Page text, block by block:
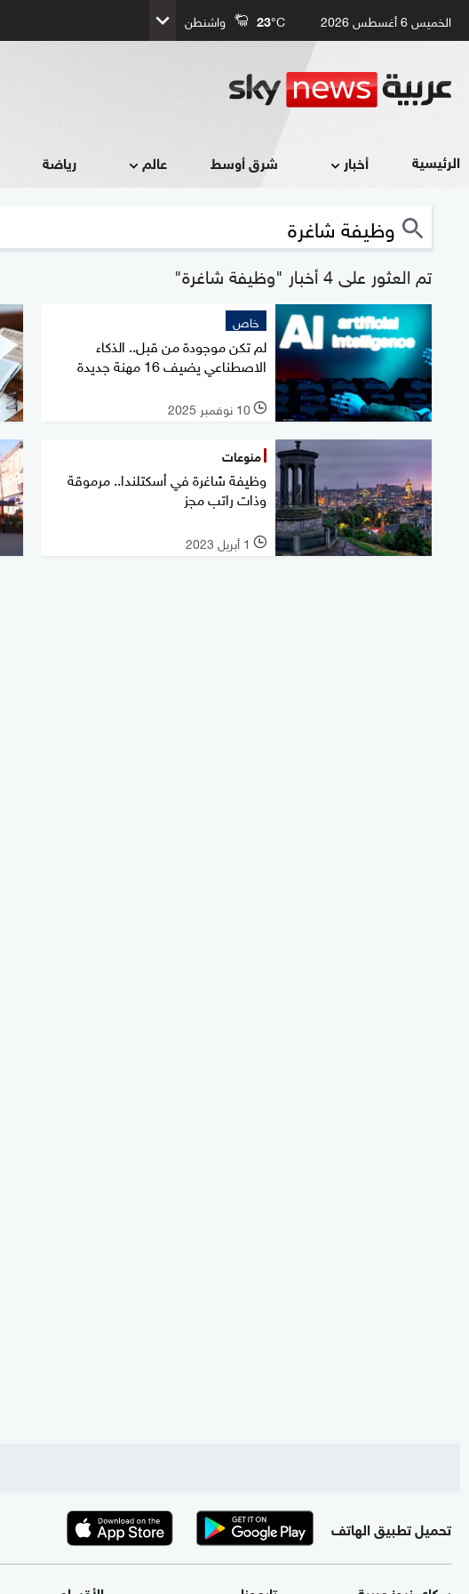
الخميس 6 أغسطس 2026 23°C واشنطن
الرئيسية أخبار شرق أوسط عالم رياضة
تم العثور على 4 أخبار "وظيفة شاغرة"
خاص
لم تكن موجودة من قبل.. الذكاء
الاصطناعي يضيف 16 مهنة جديدة
l 10 نوفمبر 2025
منوعات
وظيفة شاغرة في أسكتلندا.. مرموقة
وذات راتب مجز
l 1 أبريل 2023
تحميل تطبيق الهاتف